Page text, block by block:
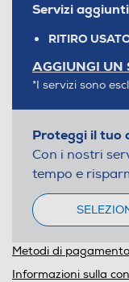
Servizi
RITIRO
AGGIUNGI UN
*I servizi sono
Proteggi il tuo
Con i nostri
tempo e
Metodi di
Informazioni sulla